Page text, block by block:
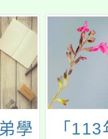
學
「